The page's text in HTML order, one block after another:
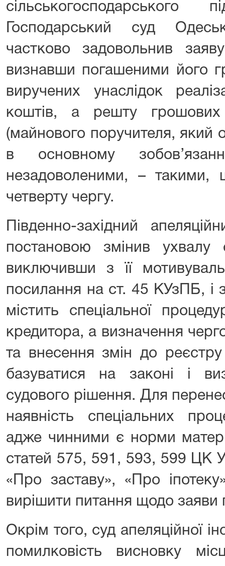
сільськогосподарського
Господарський суд
частково задовольнив
визнавши погашеними його
виручених унаслідок
коштів, а решту
(майнового поручителя,
в основному
незадоволеними, – такими,
четверту чергу.
Південно-західний
постановою змінив ухвалу
виключивши з її
посилання на ст. 45 КУзПБ, і
містить спеціальної
кредитора, а визначення
та внесення змін до
базуватися на законі і
судового рішення. Для
наявність спеціальних
адже чинними є норми
статей 575, 591, 593, 599 ЦК
«Про заставу», «Про
вирішити питання щодо заяви
Окрім того, суд апеляційної
помилковість висновку